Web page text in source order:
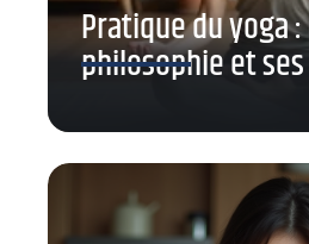
Pratique du yoga
philosophie et